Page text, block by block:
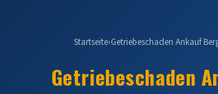
Startseite›Getriebeschaden Ankauf
Getriebeschaden